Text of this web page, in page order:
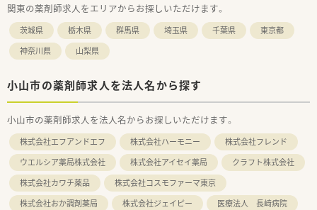
関東の薬剤師求人をエリアからお探しいただけます。
茨城県 栃木県 群馬県 埼玉県 千葉県
東京都
神奈川県
山梨県
小山市の薬剤師求人を法人名から探す
小山市の薬剤師求人を法人名からお探しいただけます。
株式会社エフアンドエフ 株式会社ハーモニー
株式会社フレンド
ウエルシア薬局株式会社
株式会社アイセイ薬局
クラフト株式会社
株式会社カワチ薬品
株式会社コスモファーマ東京
株式会社おか調剤薬局
株式会社ジェイピー
医療法人 長﨑病院